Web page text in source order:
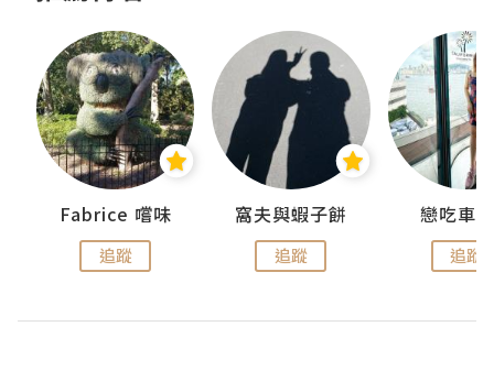
Fabrice 嚐味
追蹤
窩夫與蝦子餅
追蹤
戀吃車
追蹤